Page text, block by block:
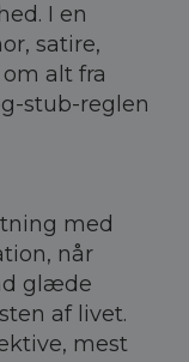
I en
satire,
alt fra
stub-reglen
med
når
glæde
af livet.
mest